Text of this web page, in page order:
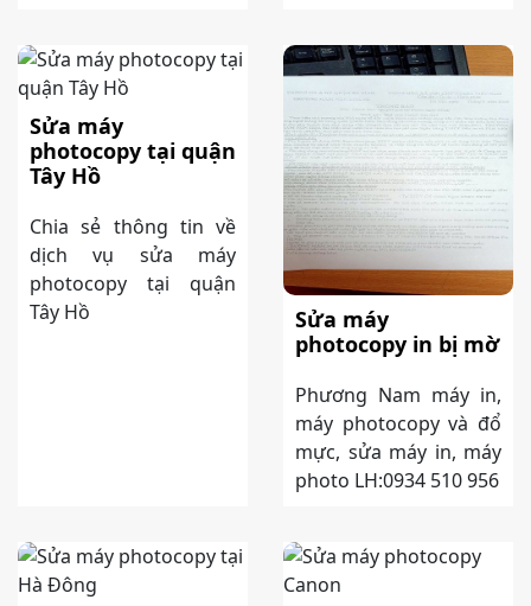
Sửa máy
photocopy tại quận
Tây Hồ
Chia sẻ thông tin về
dịch vụ sửa máy
photocopy tại quận
Tây Hồ
Sửa máy
photocopy in bị mờ
Phương Nam máy in,
máy photocopy và đổ
mực, sửa máy in, máy
photo LH:0934 510 956